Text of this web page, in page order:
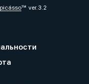
ver. 3.2